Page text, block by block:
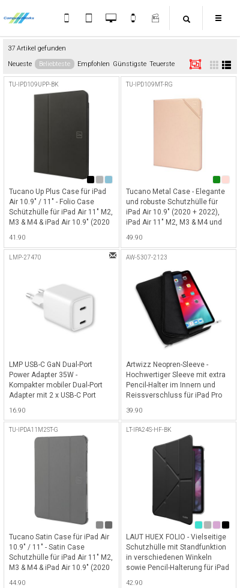
37 Artikel gefunden
Neueste Beliebteste Empfohlen Günstigste Teuerste
TU-IPD109UPP-BK
Tucano Up Plus Case für iPad
Air 10.9" / 11" - Folio Case
Schützhülle für iPad Air 11" M2,
M3 & M4 & iPad Air 10.9" (2020
verschiedenen Winkeln -
41.90
TU-IPD109MT-RG
Tucano Metal Case - Elegante
und robuste Schutzhülle für
iPad Air 10.9" (2020 + 2022),
iPad Air 11" M2, M3 & M4 und
& praktischer On/Off-Funktion -
49.90
LMP-27470
LMP USB-C GaN Dual-Port
Power Adapter 35W -
Kompakter mobiler Dual-Port
Adapter mit 2 x USB-C Port
Tablets oder andere USB-C
Geräte - Weiss
16.90
AW-5307-2123
Artwizz Neopren-Sleeve -
Hochwertiger Sleeve mit extra
Pencil-Halter im Innern und
Reissverschluss für iPad Pro
10.9", iPad 10.2" und iPad Pro
10.5" - Schwarz
39.90
TU-IPDA11M2ST-G
Tucano Satin Case für iPad Air
10.9" / 11" - Satin Case
Schutzhülle für iPad Air 11" M2,
M3 & M4 & iPad Air 10.9" (2020
44.90
LT-IPA24S-HF-BK
LAUT HUEX FOLIO - Vielseitige
Schutzhülle mit Standfunktion
in verschiedenen Winkeln
sowie Pencil-Halterung für iPad
42.90